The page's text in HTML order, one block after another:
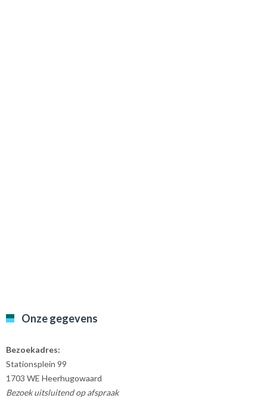
Onze gegevens
Bezoekadres:
Stationsplein 99
1703 WE Heerhugowaard
Bezoek uitsluitend op afspraak